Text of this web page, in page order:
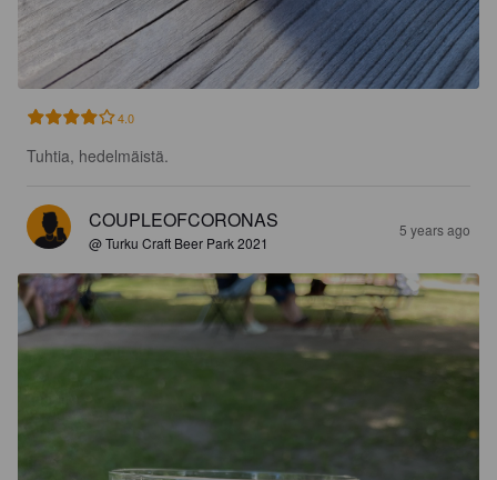
4.0
Tuhtia, hedelmäistä.
COUPLEOFCORONAS
@ Turku Craft Beer Park 2021
5 years ago